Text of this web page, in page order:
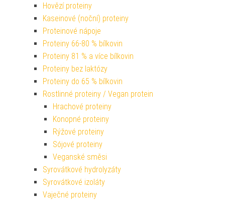
Hovězí proteiny
Kaseinové (noční) proteiny
Proteinové nápoje
Proteiny 66-80 % bílkovin
Proteiny 81 % a více bílkovin
Proteiny bez laktózy
Proteiny do 65 % bílkovin
Rostlinné proteiny / Vegan protein
Hrachové proteiny
Konopné proteiny
Rýžové proteiny
Sójové proteiny
Veganské směsi
Syrovátkové hydrolyzáty
Syrovátkové izoláty
Vaječné proteiny